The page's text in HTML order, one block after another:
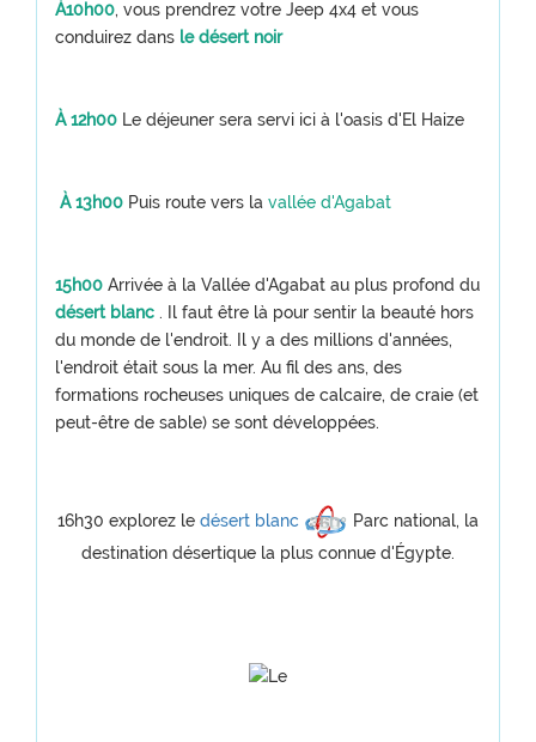
À10h00, vous prendrez votre Jeep 4x4 et vous
conduirez dans le désert noir
À 12h00 Le déjeuner sera servi ici à l'oasis d'El Haize
À 13h00 Puis route vers la vallée d'Agabat
15h00 Arrivée à la Vallée d'Agabat au plus profond du
désert blanc . Il faut être là pour sentir la beauté hors
du monde de l'endroit. Il y a des millions d'années,
l'endroit était sous la mer. Au fil des ans, des
formations rocheuses uniques de calcaire, de craie (et
peut-être de sable) se sont développées.
16h30 explorez le désert blanc
Parc national, la
destination désertique la plus connue d'Égypte.